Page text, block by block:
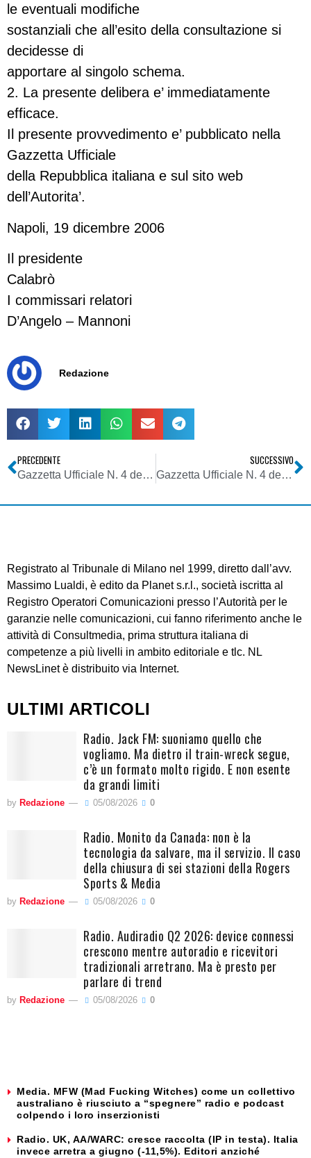
le eventuali modifiche
sostanziali che all’esito della consultazione si
decidesse di
apportare al singolo schema.
2. La presente delibera e’ immediatamente
efficace.
Il presente provvedimento e’ pubblicato nella
Gazzetta Ufficiale
della Repubblica italiana e sul sito web
dell’Autorita’.
Napoli, 19 dicembre 2006
Il presidente
Calabrò
I commissari relatori
D’Angelo – Mannoni
Redazione
PRECEDENTE
Gazzetta Ufficiale N. 4 del 5 Gennaio 2007 – Agcom Deliberazione 19 dicembre 2006
SUCCESSIVO
Gazzetta Ufficiale N. 4 del 5 Gennaio 2007 – Agcom Deliberazione 13 dicembre 2006
Registrato al Tribunale di Milano nel 1999, diretto dall’avv.
Massimo Lualdi, è edito da Planet s.r.l., società iscritta al
Registro Operatori Comunicazioni presso l’Autorità per le
garanzie nelle comunicazioni, cui fanno riferimento anche le
attività di Consultmedia, prima struttura italiana di
competenze a più livelli in ambito editoriale e tlc. NL
NewsLinet è distribuito via Internet.
ULTIMI ARTICOLI
Radio. Jack FM: suoniamo quello che
vogliamo. Ma dietro il train-wreck segue,
c’è un formato molto rigido. E non esente
da grandi limiti
by Redazione 05/08/2026 0
Radio. Monito da Canada: non è la
tecnologia da salvare, ma il servizio. Il caso
della chiusura di sei stazioni della Rogers
Sports & Media
by Redazione 05/08/2026 0
Radio. Audiradio Q2 2026: device connessi
crescono mentre autoradio e ricevitori
tradizionali arretrano. Ma è presto per
parlare di trend
by Redazione 05/08/2026 0
Media. MFW (Mad Fucking Witches) come un collettivo
australiano è riusciuto a “spegnere” radio e podcast
colpendo i loro inserzionisti
Radio. UK, AA/WARC: cresce raccolta (IP in testa). Italia
invece arretra a giugno (-11,5%). Editori anziché